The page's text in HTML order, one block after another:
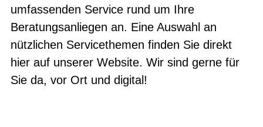
umfassenden Service rund um Ihre
Beratungsanliegen an. Eine Auswahl an
nützlichen Servicethemen finden Sie direkt
hier auf unserer Website. Wir sind gerne für
Sie da, vor Ort und digital!